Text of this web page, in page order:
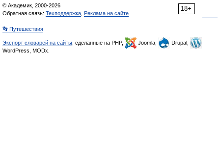
18+
© Академик, 2000-2026
Обратная связь: Техподдержка Реклама на сайте
👣 Путешествия
Экспорт словарей на сайты , сделанные на PHP, Joomla,
Drupal,
WordPress, MODx.